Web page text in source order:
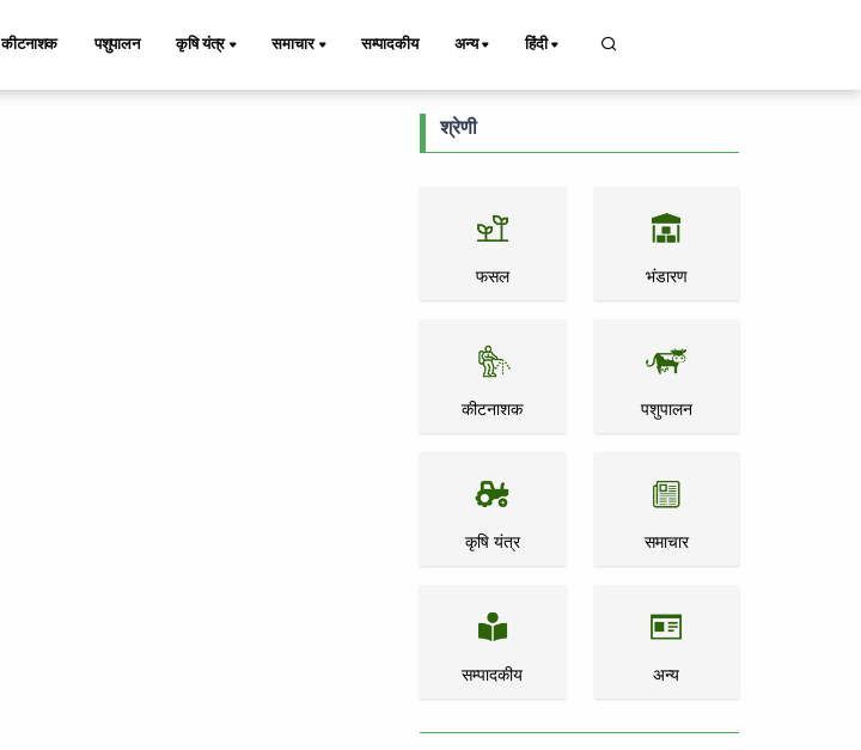
कीटनाशक पशुपालन कृषि यंत्र समाचार सम्पादकीय अन्य हिंदी
श्रेणी
फसल भंडारण
कीटनाशक पशुपालन
कृषि यंत्र समाचार
सम्पादकीय अन्य